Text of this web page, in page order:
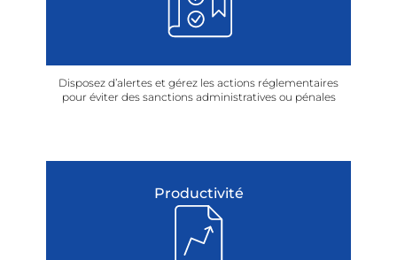
Disposez d’alertes et gérez les actions réglementaires
pour éviter des sanctions administratives ou pénales
Productivité